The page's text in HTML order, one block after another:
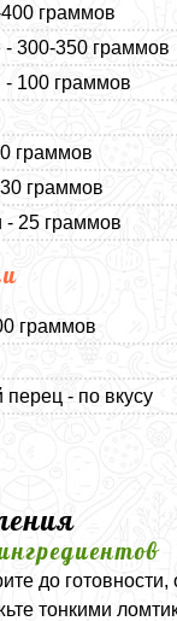
граммов
300-350 граммов
100 граммов
граммов
граммов
- 25 граммов
граммов
- по вкусу
до готовности,
тонкими